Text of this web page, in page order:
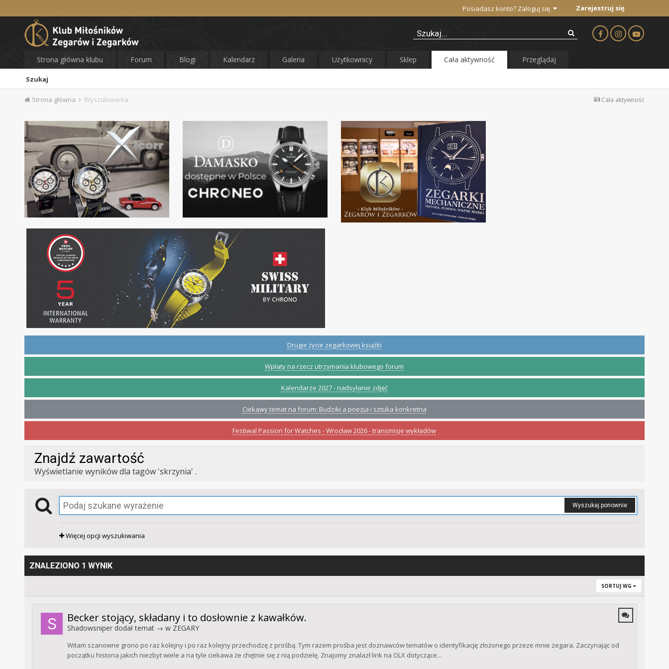
Posiadasz konto? Zaloguj się Zarejestruj się
Strona główna klubu Forum Blogi Kalendarz Galeria Użytkownicy Sklep Cała aktywność
Szukaj
Przeglądaj
Cała aktywność
Strona główna Wyszukiwarka
Drugie życie zegarkowej książki
Wpłaty na rzecz utrzymania klubowego forum
Kalendarze 2027 - nadsyłanie zdjęć
Ciekawy temat na forum: Budziki a poezja i sztuka konkretna
Festiwal Passion for Watches - Wrocław 2026 - transmisje wykładów
Znajdź zawartość
Wyświetlanie wyników dla tagów 'skrzynia' .
Wyszukaj ponownie
Więcej opcji wyszukiwania
ZNALEZIONO 1 WYNIK
SORTUJ WG
Becker stojący, składany i to dosłownie z kawałków.
Shadowsniperdodał temat → w ZEGARY
Witam szanowne grono po raz kolejny i po raz kolejny przechodzę z prośbą. Tym razem prośba jest doznawców tematów o identyfikację złożonego przeze mnie zegara. Zaczynając od
początku historia jakich niezbyt wiele a na tyle ciekawa że chętnie się z nią podzielę. Znajomy znalazł link na OLX dotyczące...